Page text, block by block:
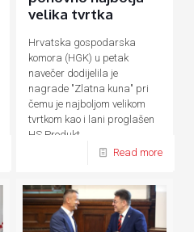
velika tvrtka
Hrvatska gospodarska
komora (HGK) u petak
navečer dodijelila je
nagrade "Zlatna kuna" pri
čemu je najboljom velikom
tvrtkom kao i lani proglašen
HS Produkt
Read more